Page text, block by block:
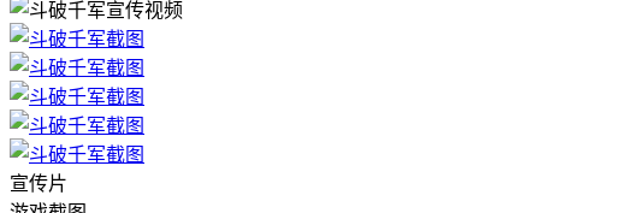
宣传片